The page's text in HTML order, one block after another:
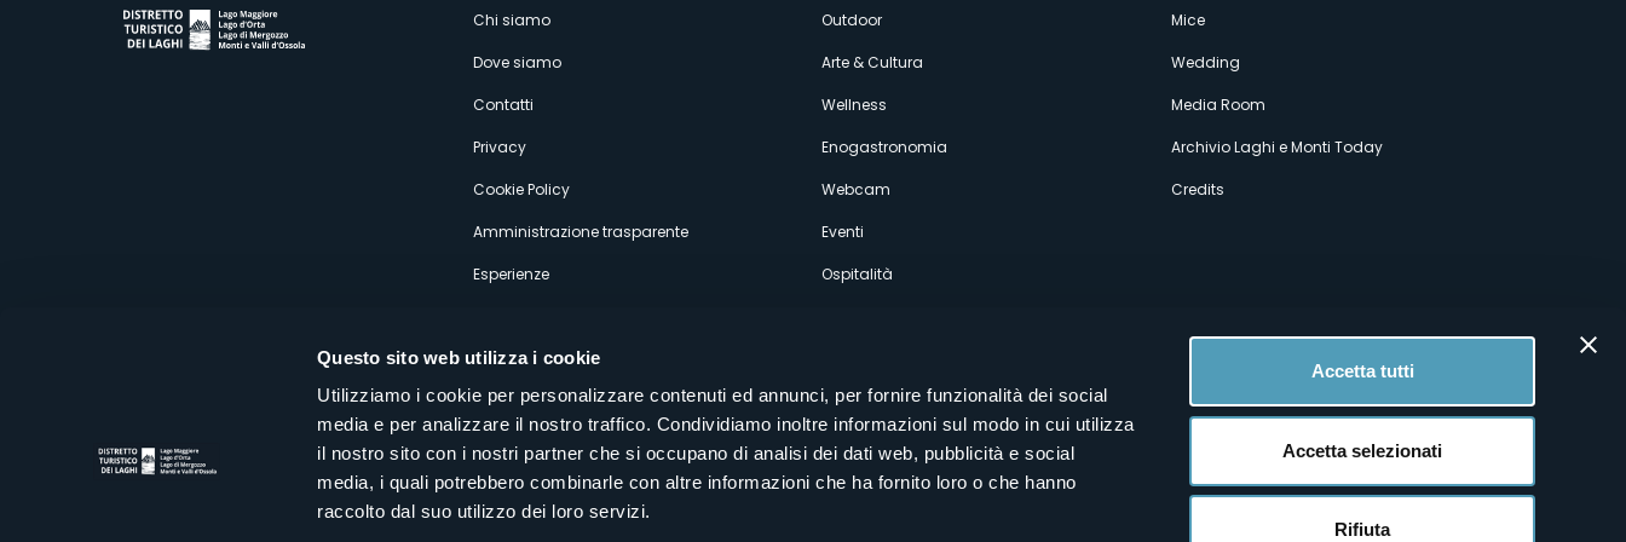
Questo sito web utilizza i cookie
Utilizziamo i cookie per personalizzare contenuti ed annunci, per fornire funzionalità dei social
media e per analizzare il nostro traffico. Condividiamo inoltre informazioni sul modo in cui utilizza
il nostro sito con i nostri partner che si occupano di analisi dei dati web, pubblicità e social
media, i quali potrebbero combinarle con altre informazioni che ha fornito loro o che hanno
raccolto dal suo utilizzo dei loro servizi.
Accetta tutti
Accetta selezionati
Rifiuta
Menù
secondario
Chi siamo
Dove siamo
Contatti
Privacy
Cookie Policy
Amministrazione trasparente
Esperienze
Outdoor
Arte & Cultura
Wellness
Enogastronomia
Webcam
Eventi
Ospitalità
Mice
Wedding
Media Room
Archivio Laghi e Monti Today
Credits
Distretto Turistico dei Laghi Scrl
Sede legale e operativa: Corso Italia 26 - 28838 Stresa VB - Italy
infoturismo@distrettolaghi.itedistrettolaghi@legalmail.it
Seguici sui nostri canali social